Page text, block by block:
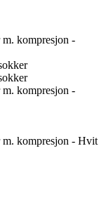
kompresjon -
kompresjon -
kompresjon - Hvit